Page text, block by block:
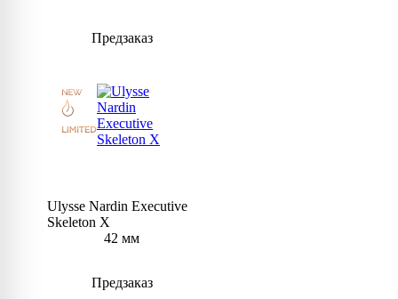
Предзаказ
Ulysse Nardin Executive
Skeleton X
42 мм
Предзаказ